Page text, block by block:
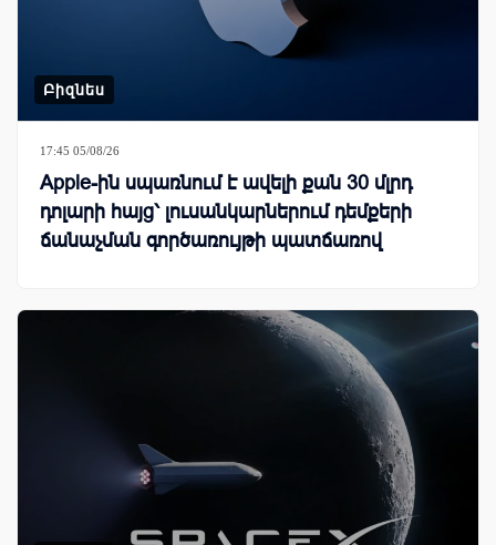
Բիզնես
17:45 05/08/26
Apple-ին սպառնում է ավելի քան 30 մլրդ
դոլարի հայց՝ լուսանկարներում դեմքերի
ճանաչման գործառույթի պատճառով